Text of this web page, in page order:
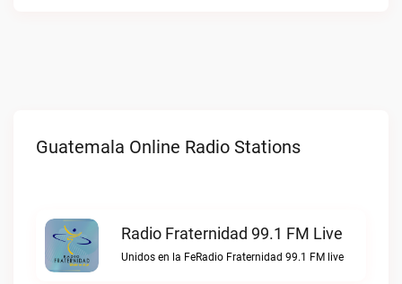
Guatemala Online Radio Stations
Radio Fraternidad 99.1 FM Live
Unidos en la FeRadio Fraternidad 99.1 FM live